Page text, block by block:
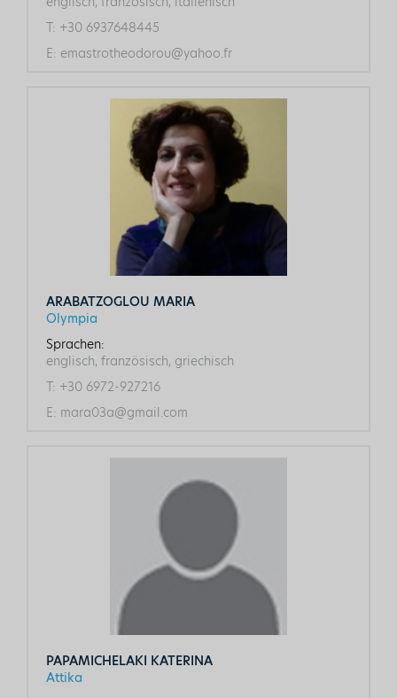
T: +30 6937648445
E: emastrotheodorou@yahoo.fr
ARABATZOGLOU MARIA
Olympia
Sprachen:
englisch, französisch, griechisch
T: +30 6972-927216
E: mara03a@gmail.com
PAPAMICHELAKI KATERINA
Attika